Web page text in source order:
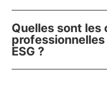
Quelles sont les
ESG ?